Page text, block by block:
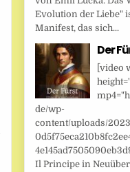
Evolution der Liebe"
Manifest, das sich...
Der
[video
de/wp-
content/uploads/
Il Principe in